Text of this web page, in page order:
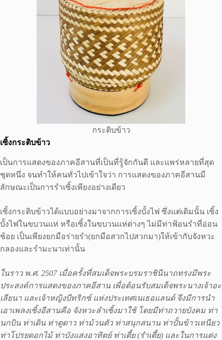
กระติบข้าว
เซิ้งกระติบข้าว
เป็นการแสดงของภาคอีสานที่เป็นที่รู้จักกันดี และแพร่หลายที่สุด
ชุดหนึ่ง จนทำให้คนทั่วไปเข้าใจว่า การแสดงของภาคอีสานมี
ลักษณะเป็นการรำเซิ้งเพียงอย่างเดียว
เซิ้งกระติบข้าวได้แบบอย่างมาจากการเซิ้งบั้งไฟ ซึ่งแต่เดิมนั้น เซิ้ง
บั้งไฟในขบวนแห่ หรือเซิ้งในขบวนแห่ต่างๆ ไม่มีท่าฟ้อนรำที่อ่อน
ช้อย เป็นเพียงยกมือร่ายรำ(ยกมือสวกไปสวกมา)ให้เข้ากับจังหวะ
กลองและรำมะนาเท่านั้น
ในราว พ.ศ. 2507 เมื่อครั้งที่สมเด็จพระบรมราชินีนาถทรงมีพระ
ประสงค์การแสดงของภาคอีสาน เพื่อต้อนรับสมเด็จพระนางเจ้าอะ
เลียนา และเจ้าหญิงบีทริกซ์ แห่งประเทศเนเธอแลนด์ จึงมีการนำ
เอาเพลงเซิ้งอีสานคือ จังหวะลำเซิ้งมาใช้ โดยมีท่าถวายบังคม ท่า
นกบิน ท่าเดิน ท่าดูดาว ท่าม้วนตัว ท่าสนุกสนาน ท่าปั้นข้าวเหนียว
ท่าโปรยดอกไม้ ท่าบังแสงอาทิตย์ ท่าเตี้ย (รำเตี้ย) และในการแต่ง